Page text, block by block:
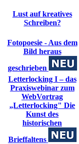
Lust auf kreatives
Schreiben?
Fotopoesie - Aus dem
Bild heraus
geschrieben
Letterlocking I – das
Praxiswebinar zum
WebVortrag
„Letterlocking" Die
Kunst des
historischen
Brieffaltens